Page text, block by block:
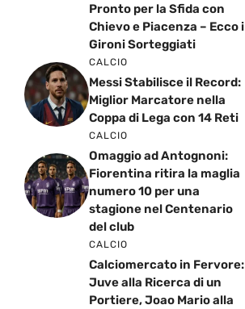
Pronto per la Sfida con
Chievo e Piacenza – Ecco i
Gironi Sorteggiati
CALCIO
Messi Stabilisce il Record:
Miglior Marcatore nella
Coppa di Lega con 14 Reti
CALCIO
Omaggio ad Antognoni:
Fiorentina ritira la maglia
numero 10 per una
stagione nel Centenario
del club
CALCIO
Calciomercato in Fervore:
Juve alla Ricerca di un
Portiere, Joao Mario alla